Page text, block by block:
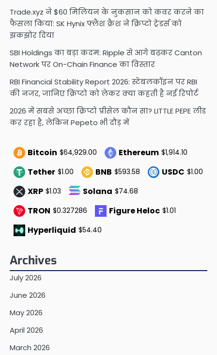
Trade.xyz ने $60 मिलियन के नुकसान को कवर करने का
फैसला किया: SK Hynix फ्लैश क्रैश ने क्रिप्टो ट्रेडर्स को
झकझोर दिया
SBI Holdings का बड़ा कदम: Ripple से आगे बढ़कर Canton
Network पर On-Chain Finance का विस्तार
RBI Financial Stability Report 2026: स्टेबलकॉइन पर RBI
की नजर, जानिए क्रिप्टो को लेकर क्या कहती है नई रिपोर्ट
2026 में सबसे अच्छा क्रिप्टो प्रीसेल कौन सा? LITTLE PEPE लीड
कर रहा है, लेकिन Pepeto भी दौड़ में
Bitcoin $64,929.00 Ethereum $1,914.10
Tether $1.00 BNB $593.58 USDC $1.00
XRP $1.03 Solana $74.68
TRON $0.327286 Figure Heloc $1.01
Hyperliquid $54.40
Archives
July 2026
June 2026
May 2026
April 2026
March 2026